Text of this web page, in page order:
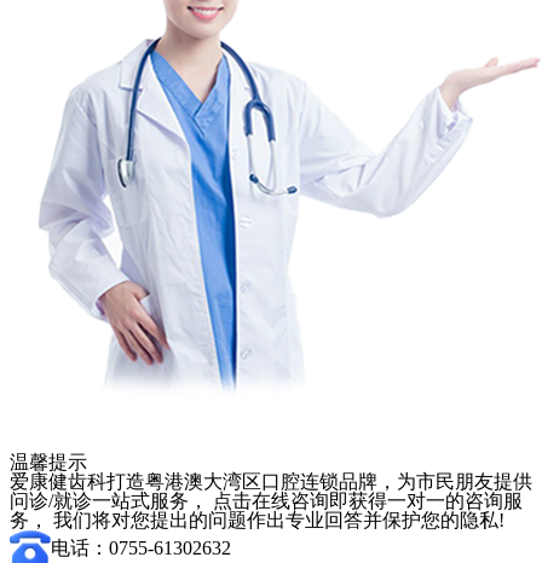
温馨提示
爱康健齿科打造粤港澳大湾区口腔连锁品牌，为市民朋友提供
问诊/就诊一站式服务， 点击在线咨询即获得一对一的咨询服
务， 我们将对您提出的问题作出专业回答并保护您的隐私!
电话：0755-61302632